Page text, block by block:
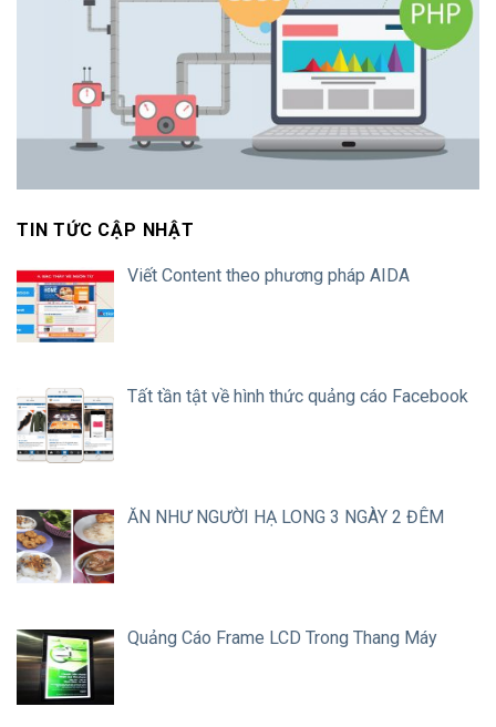
TIN TỨC CẬP NHẬT
Viết Content theo phương pháp AIDA
Tất tần tật về hình thức quảng cáo Facebook
ĂN NHƯ NGƯỜI HẠ LONG 3 NGÀY 2 ĐÊM
Quảng Cáo Frame LCD Trong Thang Máy